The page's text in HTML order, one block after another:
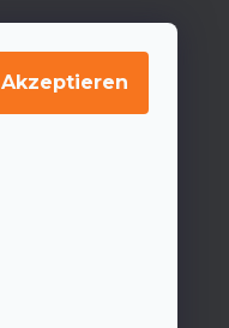
Akzeptieren